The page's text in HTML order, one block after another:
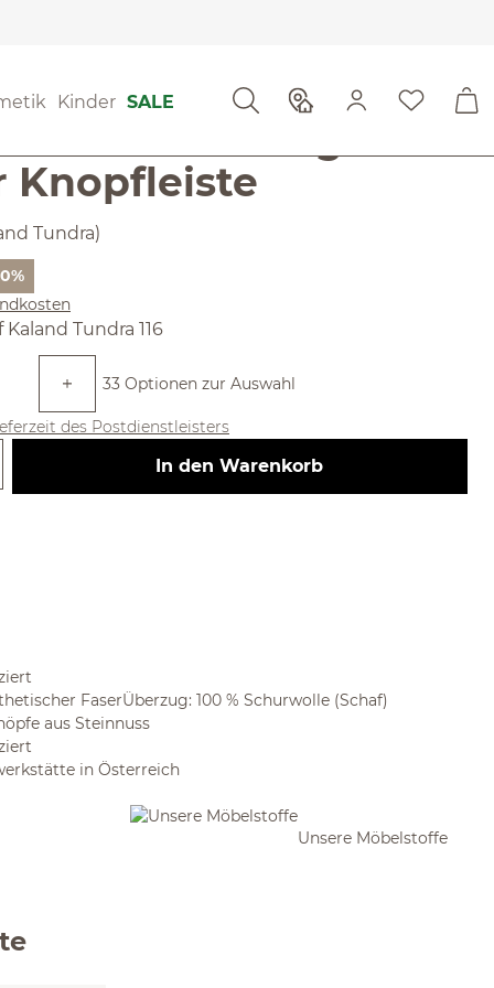
Kinder SALE
Knopfleiste
Tundra)
Tundra 116
33 Optionen zur Auswahl
des Postdienstleisters
Gib den gewünschten Wert ein
In den Warenkorb
FaserÜberzug: 100 % Schurwolle (Schaf)
aus Steinnuss
in Österreich
Unsere Möbelstoffe